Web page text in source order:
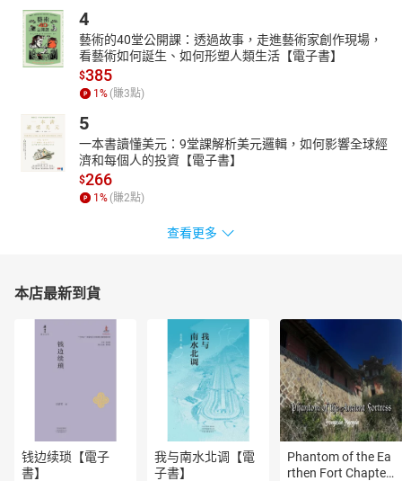
是與你無冤無仇，他坐監牢，你為什麼痛快？」范寶華挽了她一隻
手臂，又將肩膀輕輕碰了她一下，笑道：「你還護著他呢。我說得
痛快，也不過是自己的生意作得順手，今天晚上，要高興高興。」
說著，挽了她的手更緊一點。
本書特色：本書為鴛鴦蝴蝶派代表作家張恨水著名小說《紙醉金
迷》第二卷。在鑄下大錯後，魏太太如何自處？對於范寶華開出的
條件，她在驚懼之下，似乎也別無選擇……張恨水細膩的描寫，以及
對社會現象的入微觀察，使本書成為一部引人深思的小說。
4
藝術的40堂公開課：透過故事，走進藝術家創作現場，
看藝術如何誕生、如何形塑人類生活【電子書】
$385
1 % (賺3點)
5
一本書讀懂美元：9堂課解析美元邏輯，如何影響全球經
濟和每個人的投資【電子書】
$266
1 % (賺2點)
查看更多
本店最新到貨
钱边续琐【電子
書】
我与南水北调【電
子書】
Phantom of the Ea
rthen Fort Chapter